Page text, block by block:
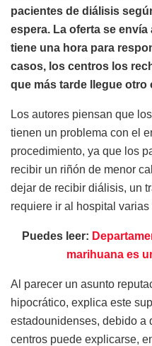
pacientes de diálisis
espera. La oferta se
tiene una hora para
casos, los centros los
que más tarde llegue
Los autores piensan que
tienen un problema con el
procedimiento, ya que los
recibir un riñón de menor
dejar de recibir diálisis, un
requiere ir al hospital
Puedes leer:
marihuana es
Al parecer un asunto
hipocrático, explica este
estadounidenses, debido a
centros puede explicarse,